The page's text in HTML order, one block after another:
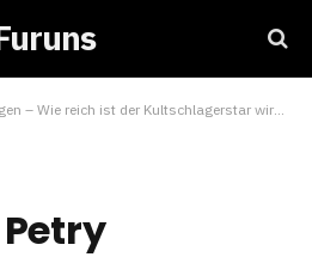
Wie reich ist der Kultschlagerstar wirklich? (2025)